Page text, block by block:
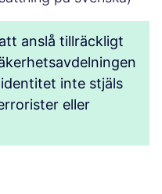
anslå tillräckligt
inte stjäls
eller